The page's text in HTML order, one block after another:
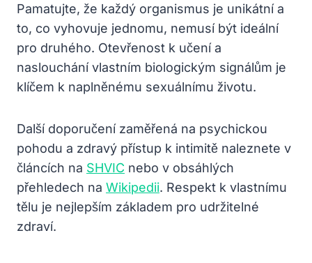
Pamatujte, že každý organismus je unikátní a
to, co vyhovuje jednomu, nemusí být ideální
pro druhého. Otevřenost k učení a
naslouchání vlastním biologickým signálům je
klíčem k naplněnému sexuálnímu životu.
Další doporučení zaměřená na psychickou
pohodu a zdravý přístup k intimitě naleznete v
článcích na SHVIC nebo v obsáhlých
přehledech na Wikipedii. Respekt k vlastnímu
tělu je nejlepším základem pro udržitelné
zdraví.